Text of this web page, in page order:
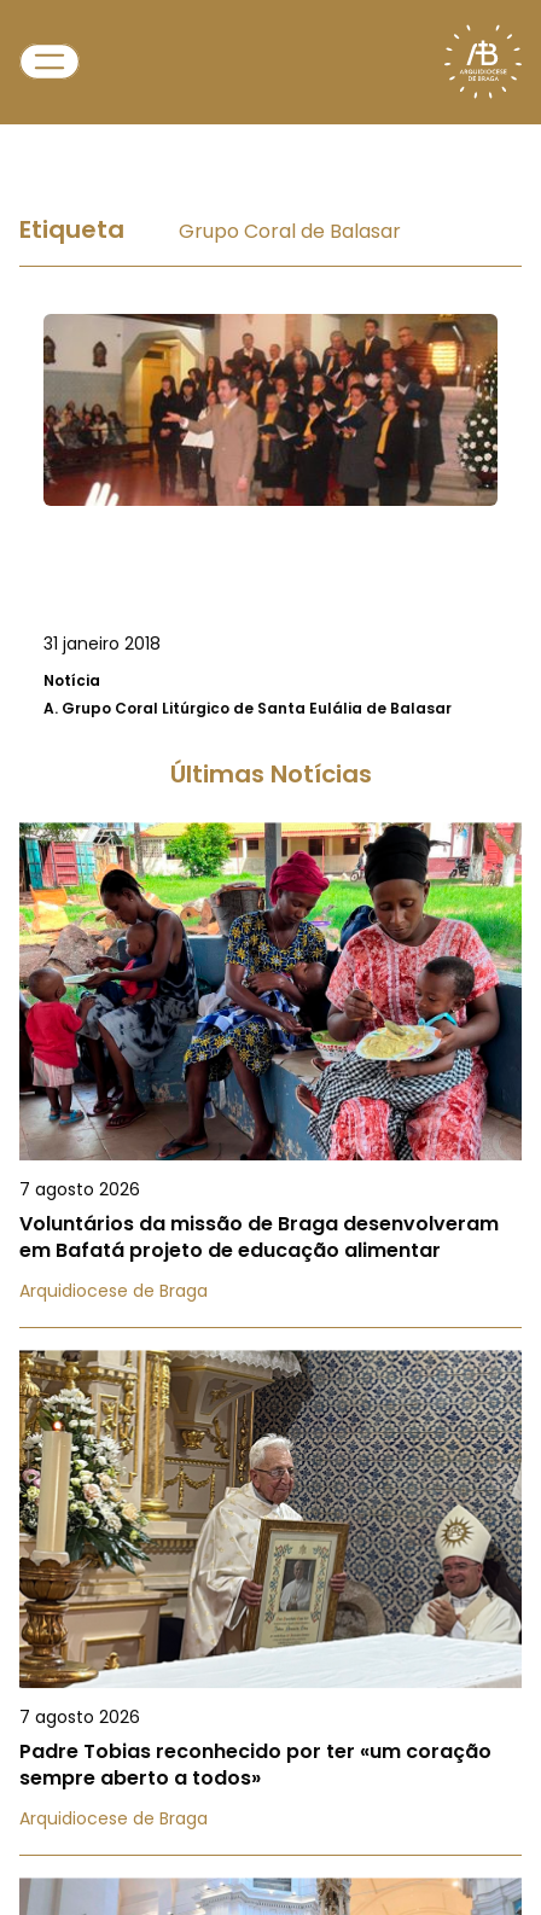
Etiqueta Grupo Coral de Balasar
31 janeiro 2018
Notícia
A. Grupo Coral Litúrgico de Santa Eulália de Balasar
Últimas Notícias
7 agosto 2026
Voluntários da missão de Braga desenvolveram
em Bafatá projeto de educação alimentar
Arquidiocese de Braga
7 agosto 2026
Padre Tobias reconhecido por ter «um coração
sempre aberto a todos»
Arquidiocese de Braga